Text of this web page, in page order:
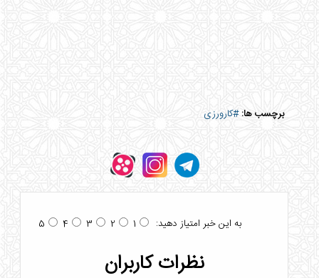
برچسب ها:#کارورزی
به این خبر امتیاز دهید: 1
2
3
4
5
نظرات کاربران